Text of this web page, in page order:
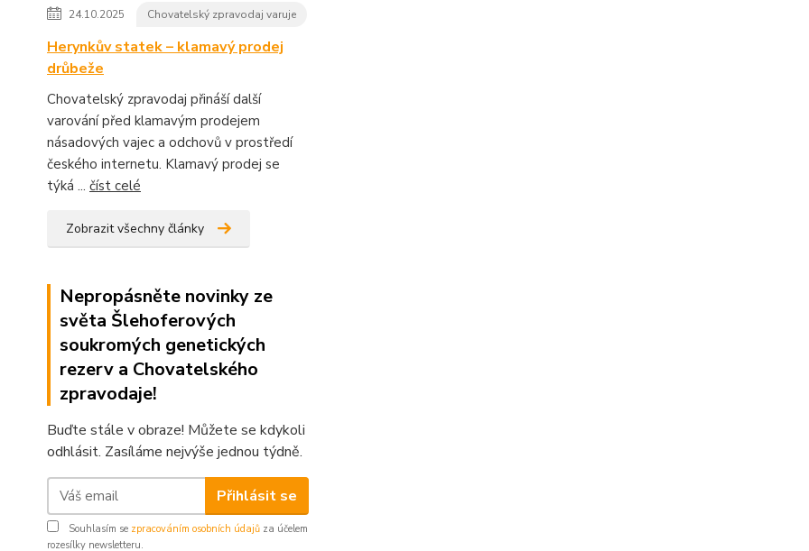
24.10.2025 Chovatelský zpravodaj varuje
Herynkův statek – klamavý prodej
drůbeže
Chovatelský zpravodaj přináší další
varování před klamavým prodejem
násadových vajec a odchovů v prostředí
českého internetu. Klamavý prodej se
týká ... číst celé
Zobrazit všechny články
Nepropásněte novinky ze
světa Šlehoferových
soukromých genetických
rezerv a Chovatelského
zpravodaje!
Buďte stále v obraze! Můžete se kdykoli
odhlásit. Zasíláme nejvýše jednou týdně.
Přihlásit se
Souhlasím se zpracováním osobních údajů za účelem
rozesílky newsletteru.